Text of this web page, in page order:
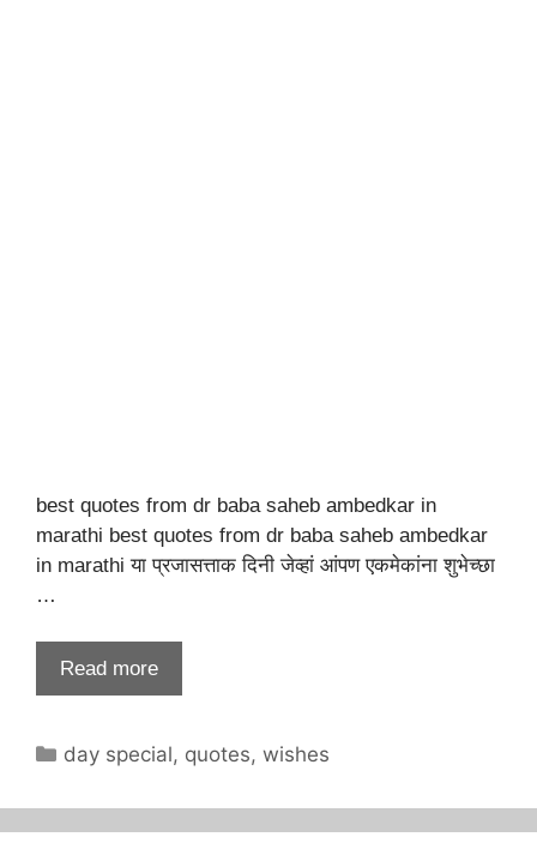
best quotes from dr baba saheb ambedkar in
marathi best quotes from dr baba saheb ambedkar
in marathi या प्रजासत्ताक दिनी जेव्हां आंपण एकमेकांना शुभेच्छा
…
Read more
Categories
day special, quotes,wishes